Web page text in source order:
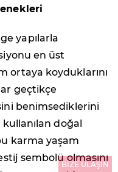
yapılarla
en üst
ortaya koyduklarını
geçtikçe
benimsediklerini
doğal
karma yaşam
sembolü olmasını
BİZE ULAŞIN